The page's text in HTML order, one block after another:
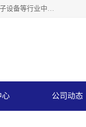
上海浜田实业有限公司专业致力于传动控制行业。面向工业机器人、半导体、机床、船舶、点胶、印刷、精密电子设备等行业中的运动控制技术。为日本哈默纳科（HarmonicDrive简称HD）中国地区定代理商，其生产的HarmonicDrive谐波减速机，具有轻量、小型、传动效率高、减速范围广、精度高等特点，被广泛应用于各种传动系统中。完善的技术，完善的售后，让您的选择无后顾之忧，欢迎您的来电洽谈！
心 公司动态